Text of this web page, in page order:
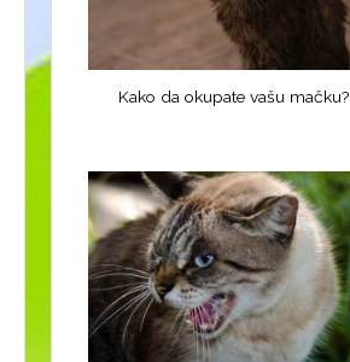
Kako da okupate vašu mačku?